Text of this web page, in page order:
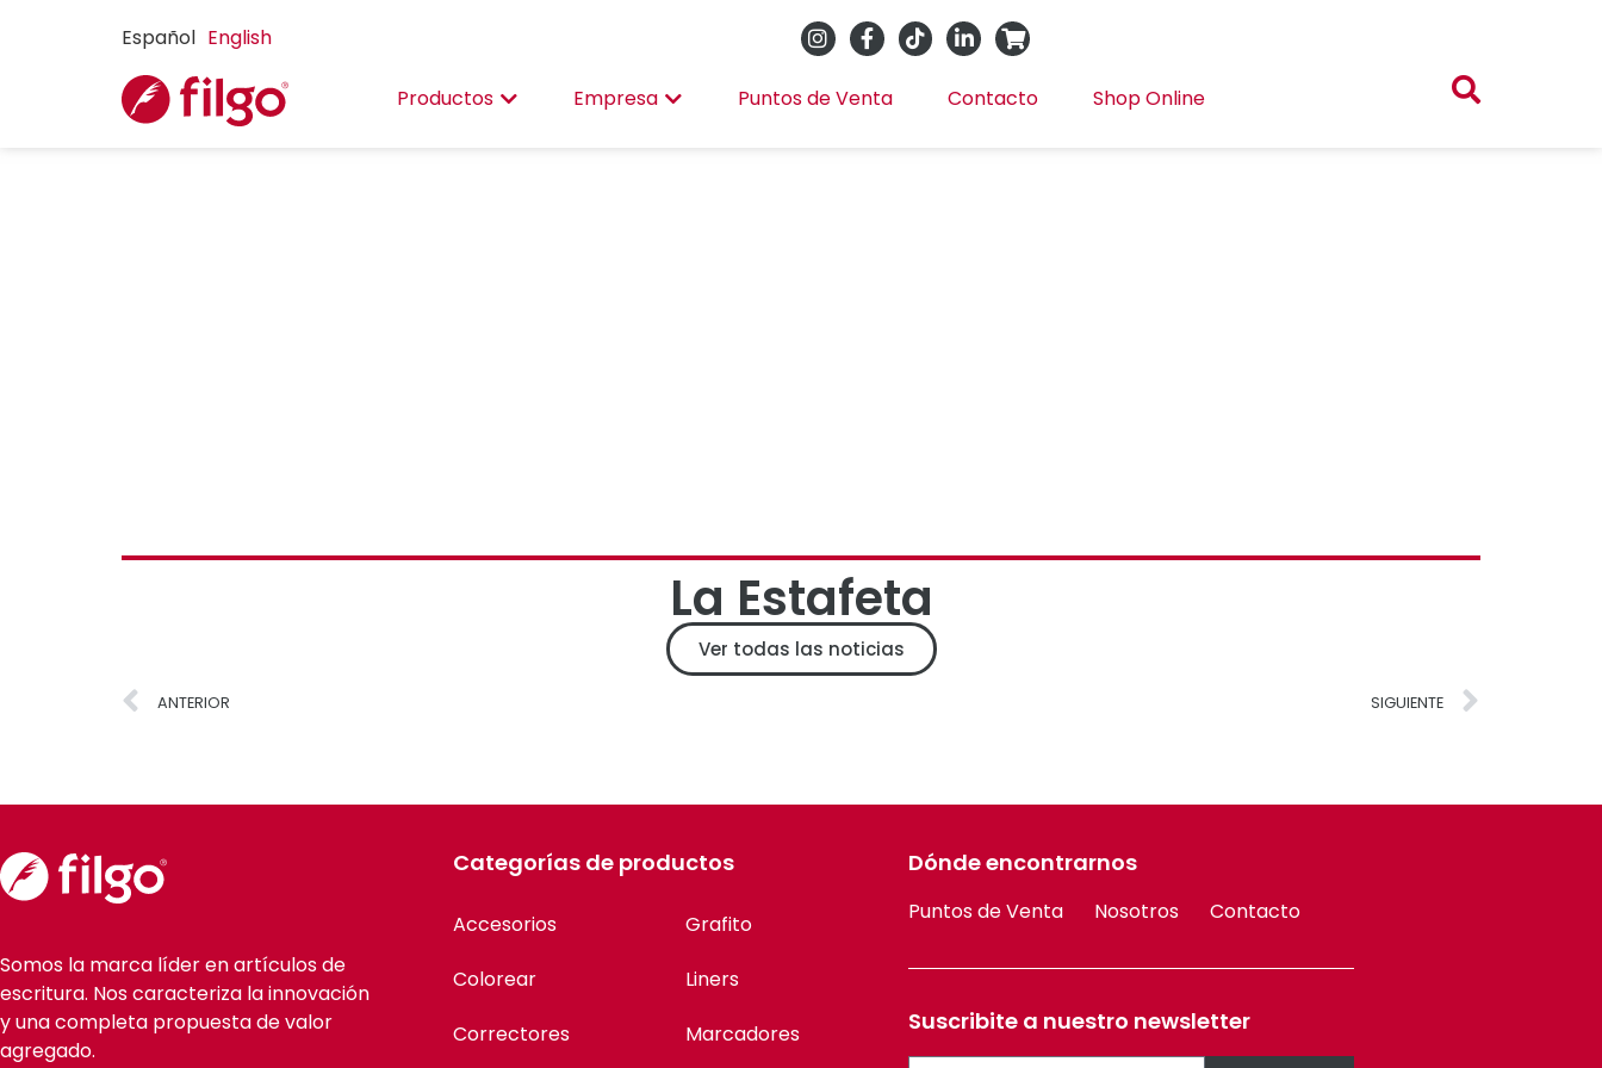
Español English
Productos Empresa Puntos de Venta Contacto Shop Online
La Estafeta
Ver todas las noticias
ANTERIOR SIGUIENTE
Somos la marca líder en artículos de
escritura. Nos caracteriza la innovación
y una completa propuesta de valor
agregado.
Categorías de productos
Accesorios
Colorear
Correctores
Grafito
Liners
Marcadores
Dónde encontrarnos
Puntos de Venta Nosotros Contacto
Suscribite a nuestro newsletter